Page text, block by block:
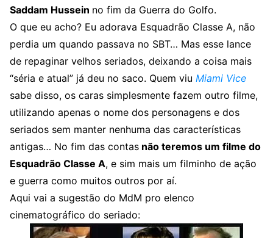
Saddam Hussein no fim da Guerra do Golfo.
O que eu acho? Eu adorava Esquadrão Classe A, não
perdia um quando passava no SBT… Mas esse lance
de repaginar velhos seriados, deixando a coisa mais
“séria e atual” já deu no saco. Quem viu Miami Vice
sabe disso, os caras simplesmente fazem outro filme,
utilizando apenas o nome dos personagens e dos
seriados sem manter nenhuma das características
antigas… No fim das contas não teremos um filme do
Esquadrão Classe A, e sim mais um filminho de ação
e guerra como muitos outros por aí.
Aqui vai a sugestão do MdM pro elenco
cinematográfico do seriado: